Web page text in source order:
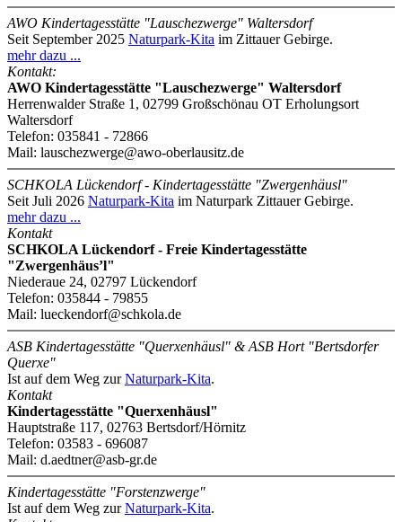
AWO Kindertagesstätte "Lauschezwerge" Waltersdorf
Seit September 2025 Naturpark-Kita im Zittauer Gebirge.
mehr dazu ...
Kontakt:
AWO Kindertagesstätte "Lauschezwerge" Waltersdorf
Herrenwalder Straße 1, 02799 Großschönau OT Erholungsort
Waltersdorf
Telefon: 035841 - 72866
Mail: lauschezwerge@awo-oberlausitz.de
SCHKOLA Lückendorf - Kindertagesstätte "Zwergenhäusl"
Seit Juli 2026 Naturpark-Kita im Naturpark Zittauer Gebirge.
mehr dazu ...
Kontakt
SCHKOLA Lückendorf - Freie Kindertagesstätte
"Zwergenhäus’l"
Niederaue 24, 02797 Lückendorf
Telefon: 035844 - 79855
Mail: lueckendorf@schkola.de
ASB Kindertagesstätte "Querxenhäusl" & ASB Hort "Bertsdorfer
Querxe"
Ist auf dem Weg zurNaturpark-Kita.
Kontakt
Kindertagesstätte "Querxenhäusl"
Hauptstraße 117, 02763 Bertsdorf/­Hörnitz
Telefon: 03583 - 696087
Mail: d.aedtner@asb-gr.de
Kindertagesstätte "Forstenzwerge"
Ist auf dem Weg zurNaturpark-Kita.